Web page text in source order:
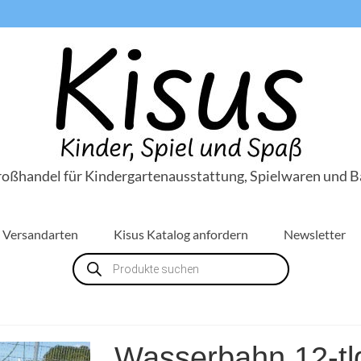
für Kindergartenausstattung, Spielwaren und
Versandarten Kisus Katalog anfordern Newsletter
Products
search